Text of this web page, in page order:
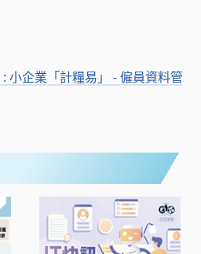
小企業「計糧易」 - 僱員資料管